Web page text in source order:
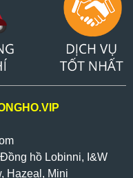
hồ Lobinni, I&W
Hazeal, Mini